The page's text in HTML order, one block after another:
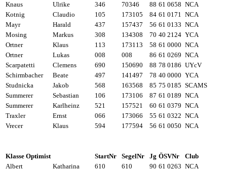
Knaus
Ulrike 346 70346 88 61 0658 NCA
Kotnig
Claudio 105 173105 84 61 0171 NCA
Mayr
Harald 437 157437 56 61 0133 NCA
Mosing
Markus 308 134308 70 40 2124 YCA
Ortner
Klaus 113 173113 58 61 0000 NCA
Ortner
Lukas 008 008 86 61 0269 NCA
Scarpatetti
Clemens 690 150690 88 78 0186 UYcV
Schirmbacher
Beate 497 141497 78 40 0000 YCA
Studnicka
Jakob 568 163568 85 75 0185 SCAMS
Summerer
Sebastian 106 173106 87 61 0189 NCA
Summerer
Karlheinz 521 157521 60 61 0379 NCA
Traxler
Ernst 066 173066 55 61 0322 NCA
Vrecer
Klaus 594 177594 56 61 0050 NCA
Klasse Optimist StartNr SegelNr Jg ÖSVNr
Club
Albert
Katharina 610 610 90 61 0263 NCA